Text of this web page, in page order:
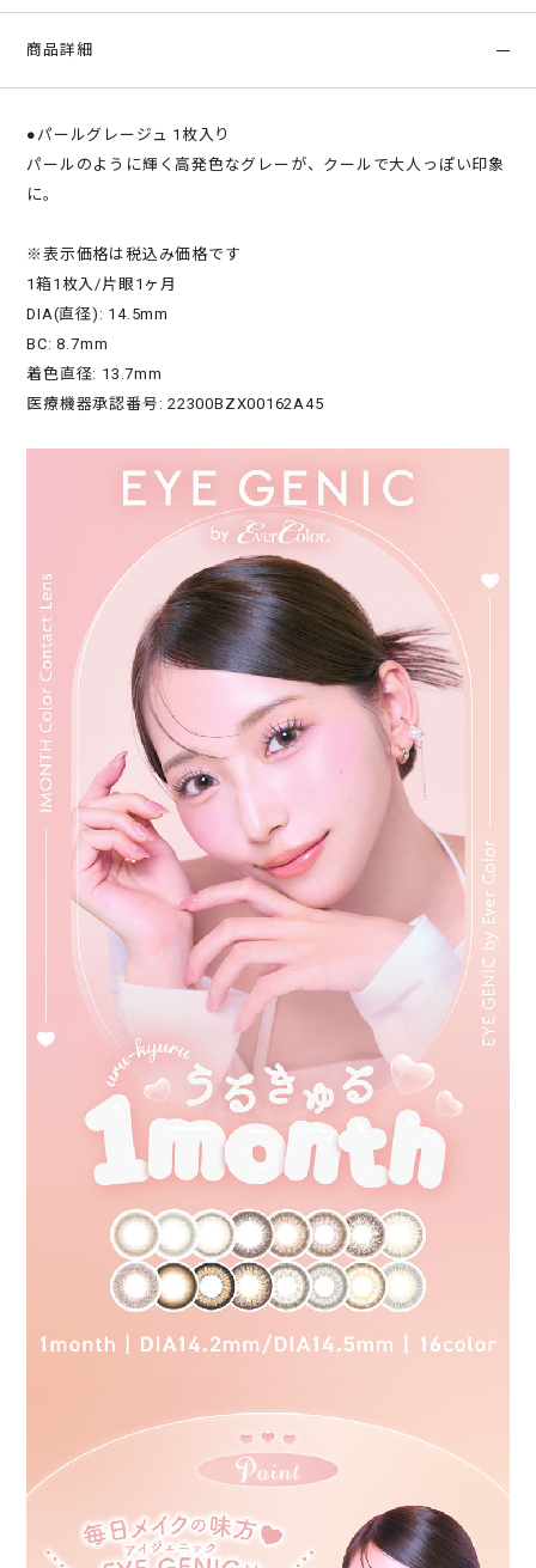
商品詳細
●パールグレージュ 1枚入り
パールのように輝く高発色なグレーが、クールで大人っぽい印象
に。
※表示価格は税込み価格です
1箱1枚入/片眼1ヶ月
DIA(直径): 14.5mm
BC: 8.7mm
着色直径: 13.7mm
医療機器承認番号: 22300BZX00162A45